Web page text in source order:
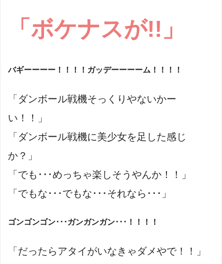
「ボケナスが!!」
バギーーーー！！！！ガッデーーーーム！！！！
「ダンボール戦機そっくりやないかー
い！！」
「ダンボール戦機に美少女を足した感じ
か？」
「でも･･･めっちゃ楽しそうやんか！！」
「でもな･･･でもな･･･それなら･･･」
ゴンゴンゴン･･･ガンガンガン･･･！！！！
「だったらアタイがいなきゃダメやで！！」